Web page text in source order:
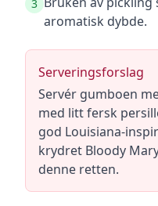
3
aromatisk dybde.
Serveringsforslag
Servér gumboen
med litt fersk
god Louisiana-
krydret Bloody
denne retten.